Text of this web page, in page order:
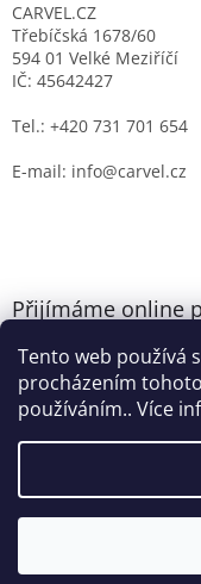
Tento web používá
procházením
používáním.. Více
CARVEL.CZ
Třebíčská 1678/60
594 01 Velké Meziříčí
IČ: 45642427
Tel.: +420 731 701 654
E-mail: info@carvel.cz
Přijímáme online